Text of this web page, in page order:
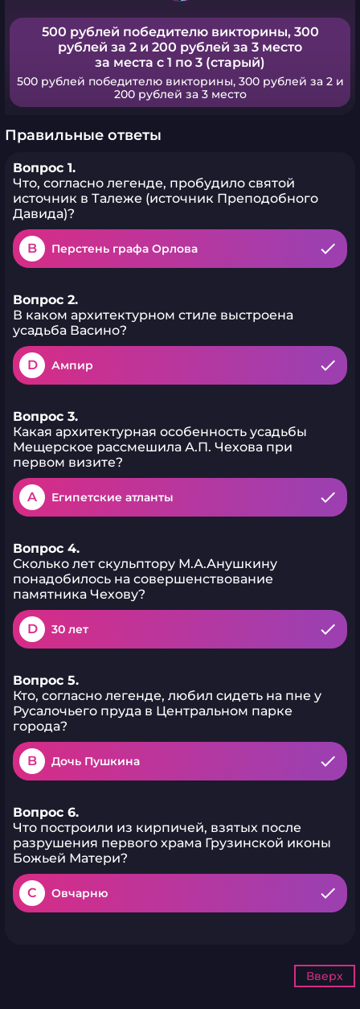
500 рублей победителю викторины, 300
рублей за 2 и 200 рублей за 3 место
за места с 1 по 3 (старый)
500 рублей победителю викторины, 300 рублей за 2 и
200 рублей за 3 место
Правильные ответы
Вопрос 1.
Что, согласно легенде, пробудило святой
источник в Талеже (источник Преподобного
Давида)?
B Перстень графа Орлова
Вопрос 2.
В каком архитектурном стиле выстроена
усадьба Васино?
D Ампир
Вопрос 3.
Какая архитектурная особенность усадьбы
Мещерское рассмешила А.П. Чехова при
первом визите?
A Египетские атланты
Вопрос 4.
Сколько лет скульптору М.А.Анушкину
понадобилось на совершенствование
памятника Чехову?
D 30 лет
Вопрос 5.
Кто, согласно легенде, любил сидеть на пне у
Русалочьего пруда в Центральном парке
города?
B Дочь Пушкина
Вопрос 6.
Что построили из кирпичей, взятых после
разрушения первого храма Грузинской иконы
Божьей Матери?
C Овчарню
Вверх